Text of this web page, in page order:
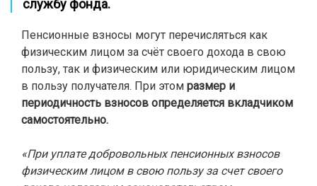
службу фонда.
Пенсионные взносы могут перечисляться как
физическим лицом за счёт своего дохода в свою
пользу, так и физическим или юридическим лицом
в пользу получателя. При этом размер и
периодичность взносов определяется вкладчиком
самостоятельно.
«При уплате добровольных пенсионных взносов
физическим лицом в свою пользу за счет своего